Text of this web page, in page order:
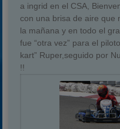
a ingrid en el CSA,
con una brisa de aire que
la mañana y en todo el
fue “otra vez” para el
kart” Ruper,seguido por
!!